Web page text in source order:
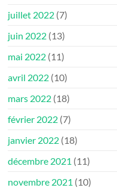
juillet 2022 (7)
juin 2022 (13)
mai 2022 (11)
avril 2022 (10)
mars 2022 (18)
février 2022 (7)
janvier 2022 (18)
décembre 2021 (11)
novembre 2021 (10)